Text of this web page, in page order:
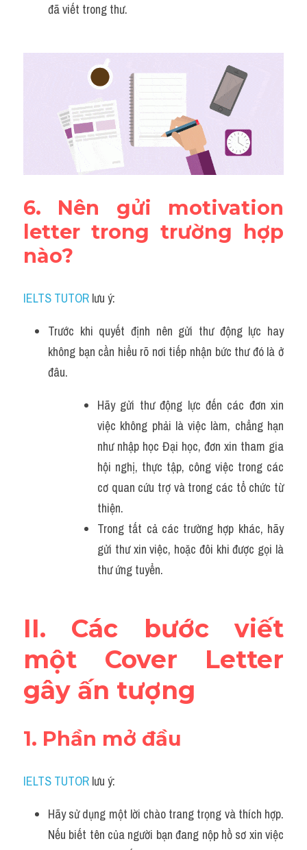
đã viết trong thư.
6. Nên gửi motivation
letter trong trường hợp
nào?
IELTS TUTOR lưu ý:
Trước khi quyết định nên gửi thư động lực hay
không bạn cần hiểu rõ nơi tiếp nhận bức thư đó là ở
đâu.
Hãy gửi thư động lực đến các đơn xin
việc không phải là việc làm, chẳng hạn
như nhập học Đại học, đơn xin tham gia
hội nghị, thực tập, công việc trong các
cơ quan cứu trợ và trong các tổ chức từ
thiện.
Trong tất cả các trường hợp khác, hãy
gửi thư xin việc, hoặc đôi khi được gọi là
thư ứng tuyển.
II. Các bước viết
một Cover Letter
gây ấn tượng
1. Phần mở đầu
IELTS TUTOR lưu ý:
Hãy sử dụng một lời chào trang trọng và thích hợp.
Nếu biết tên của người bạn đang nộp hồ sơ xin việc